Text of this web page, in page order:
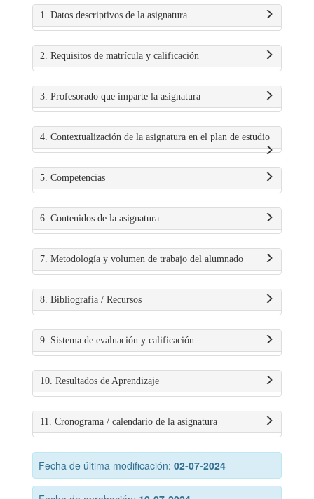
1. Datos descriptivos de la asignatura
2. Requisitos de matrícula y calificación
3. Profesorado que imparte la asignatura
4. Contextualización de la asignatura en el plan de estudio
5. Competencias
6. Contenidos de la asignatura
7. Metodología y volumen de trabajo del alumnado
8. Bibliografía / Recursos
9. Sistema de evaluación y calificación
10. Resultados de Aprendizaje
11. Cronograma / calendario de la asignatura
Fecha de última modificación: 02-07-2024